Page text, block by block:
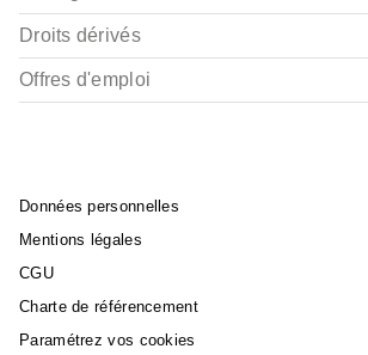
Droits dérivés
Offres d'emploi
Données personnelles
Mentions légales
CGU
Charte de référencement
Paramétrez vos cookies